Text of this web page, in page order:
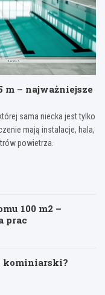
m – najważniejsze
sama niecka jest tylko
mają instalacje, hala,
powietrza.
100 m2 –
prac
kominiarski?